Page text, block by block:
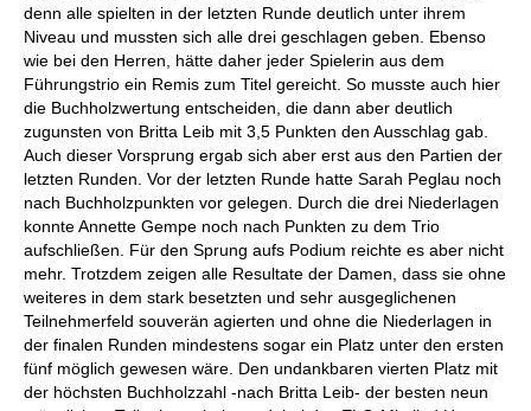
denn alle spielten in der letzten Runde deutlich unter ihrem
Niveau und mussten sich alle drei geschlagen geben. Ebenso
wie bei den Herren, hätte daher jeder Spielerin aus dem
Führungstrio ein Remis zum Titel gereicht. So musste auch hier
die Buchholzwertung entscheiden, die dann aber deutlich
zugunsten von Britta Leib mit 3,5 Punkten den Ausschlag gab.
Auch dieser Vorsprung ergab sich aber erst aus den Partien der
letzten Runden. Vor der letzten Runde hatte Sarah Peglau noch
nach Buchholzpunkten vor gelegen. Durch die drei Niederlagen
konnte Annette Gempe noch nach Punkten zu dem Trio
aufschließen. Für den Sprung aufs Podium reichte es aber nicht
mehr. Trotzdem zeigen alle Resultate der Damen, dass sie ohne
weiteres in dem stark besetzten und sehr ausgeglichenen
Teilnehmerfeld souverän agierten und ohne die Niederlagen in
der finalen Runden mindestens sogar ein Platz unter den ersten
fünf möglich gewesen wäre. Den undankbaren vierten Platz mit
der höchsten Buchholzzahl -nach Britta Leib- der besten neun